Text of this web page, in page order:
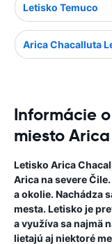
Letisko Temuco
Arica Chacalluta
Informácie
miesto
Letisko Arica
Arica na severe
a okolie. Nachádza
mesta. Letisko je
a využíva sa najmä
lietajú aj niektoré